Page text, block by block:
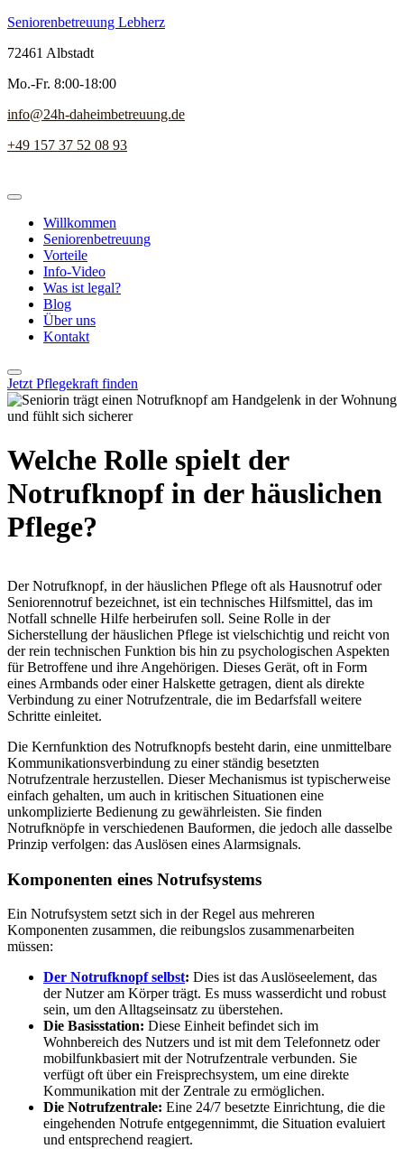
Seniorenbetreuung Lebherz
72461 Albstadt
Mo.-Fr. 8:00-18:00
info@24h-daheimbetreuung.de
+49 157 37 52 08 93
Willkommen
Seniorenbetreuung
Vorteile
Info-Video
Was ist legal?
Blog
Über uns
Kontakt
Jetzt Pflegekraft finden
Welche Rolle spielt der
Notrufknopf in der häuslichen
Pflege?
Der Notrufknopf, in der häuslichen Pflege oft als Hausnotruf oder
Seniorennotruf bezeichnet, ist ein technisches Hilfsmittel, das im
Notfall schnelle Hilfe herbeirufen soll. Seine Rolle in der
Sicherstellung der häuslichen Pflege ist vielschichtig und reicht von
der rein technischen Funktion bis hin zu psychologischen Aspekten
für Betroffene und ihre Angehörigen. Dieses Gerät, oft in Form
eines Armbands oder einer Halskette getragen, dient als direkte
Verbindung zu einer Notrufzentrale, die im Bedarfsfall weitere
Schritte einleitet.
Die Kernfunktion des Notrufknopfs besteht darin, eine unmittelbare
Kommunikationsverbindung zu einer ständig besetzten
Notrufzentrale herzustellen. Dieser Mechanismus ist typischerweise
einfach gehalten, um auch in kritischen Situationen eine
unkomplizierte Bedienung zu gewährleisten. Sie finden
Notrufknöpfe in verschiedenen Bauformen, die jedoch alle dasselbe
Prinzip verfolgen: das Auslösen eines Alarmsignals.
Komponenten eines Notrufsystems
Ein Notrufsystem setzt sich in der Regel aus mehreren
Komponenten zusammen, die reibungslos zusammenarbeiten
müssen:
Der Notrufknopf selbst: Dies ist das Auslöseelement, das
der Nutzer am Körper trägt. Es muss wasserdicht und robust
sein, um den Alltagseinsatz zu überstehen.
Die Basisstation: Diese Einheit befindet sich im
Wohnbereich des Nutzers und ist mit dem Telefonnetz oder
mobilfunkbasiert mit der Notrufzentrale verbunden. Sie
verfügt oft über ein Freisprechsystem, um eine direkte
Kommunikation mit der Zentrale zu ermöglichen.
Die Notrufzentrale: Eine 24/7 besetzte Einrichtung, die die
eingehenden Notrufe entgegennimmt, die Situation evaluiert
und entsprechend reagiert.